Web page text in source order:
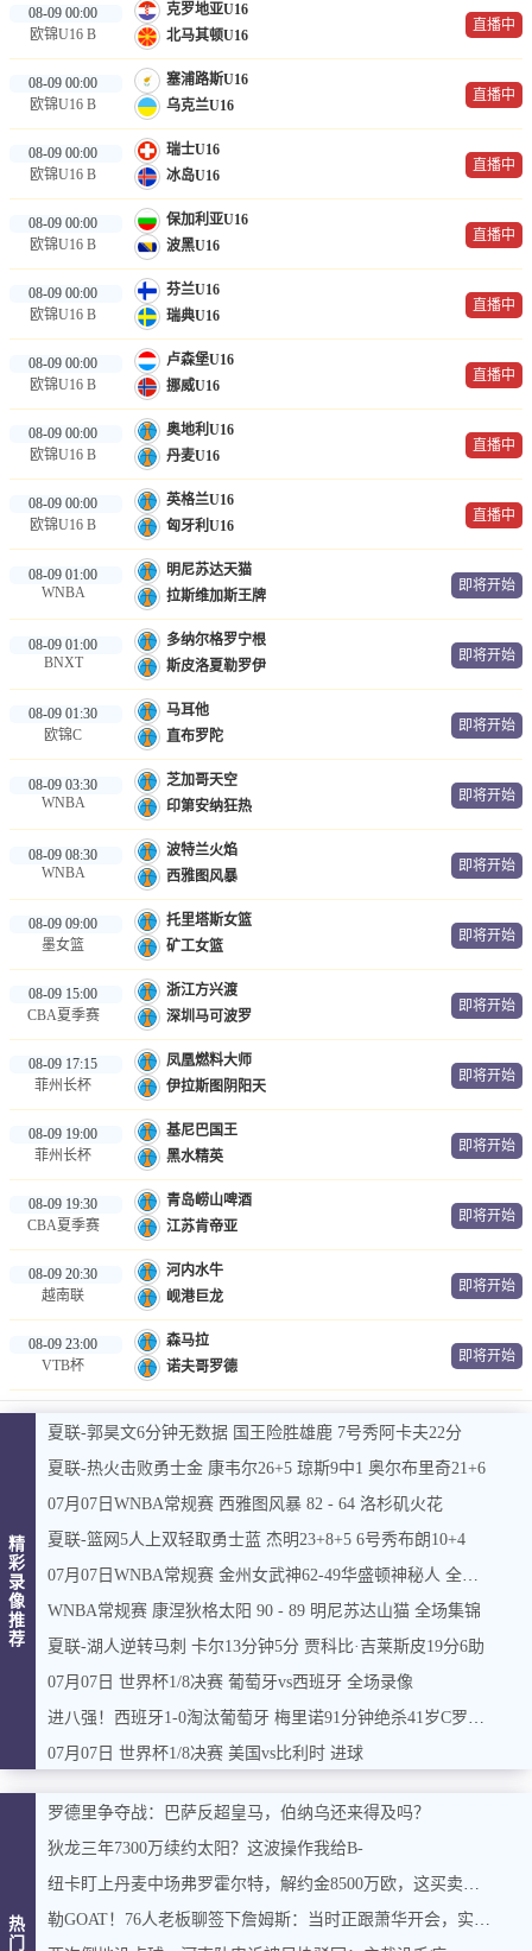
08-09 00:00
欧锦U16 B
克罗地亚U16
北马其顿U16
直播中
08-09 00:00
欧锦U16 B
塞浦路斯U16
乌克兰U16
直播中
08-09 00:00
欧锦U16 B
瑞士U16
冰岛U16
直播中
08-09 00:00
欧锦U16 B
保加利亚U16
波黑U16
直播中
08-09 00:00
欧锦U16 B
芬兰U16
瑞典U16
直播中
08-09 00:00
欧锦U16 B
卢森堡U16
挪威U16
直播中
08-09 00:00
欧锦U16 B
奥地利U16
丹麦U16
直播中
08-09 00:00
欧锦U16 B
英格兰U16
匈牙利U16
直播中
08-09 01:00
WNBA
明尼苏达天猫
拉斯维加斯王牌
即将开始
08-09 01:00
BNXT
多纳尔格罗宁根
斯皮洛夏勒罗伊
即将开始
08-09 01:30
欧锦C
马耳他
直布罗陀
即将开始
08-09 03:30
WNBA
芝加哥天空
印第安纳狂热
即将开始
08-09 08:30
WNBA
波特兰火焰
西雅图风暴
即将开始
08-09 09:00
墨女篮
托里塔斯女篮
矿工女篮
即将开始
08-09 15:00
CBA夏季赛
浙江方兴渡
深圳马可波罗
即将开始
08-09 17:15
菲州长杯
凤凰燃料大师
伊拉斯图阴阳天
即将开始
08-09 19:00
菲州长杯
基尼巴国王
黑水精英
即将开始
08-09 19:30
CBA夏季赛
青岛崂山啤酒
江苏肯帝亚
即将开始
08-09 20:30
越南联
河内水牛
岘港巨龙
即将开始
08-09 23:00
VTB杯
森马拉
诺夫哥罗德
即将开始
精
彩
录
像
推
荐
夏联-郭昊文6分钟无数据 国王险胜雄鹿 7号秀阿卡夫22分
夏联-热火击败勇士金 康韦尔26+5 琼斯9中1 奥尔布里奇21+6
07月07日WNBA常规赛 西雅图风暴 82 - 64 洛杉矶火花
夏联-篮网5人上双轻取勇士蓝 杰明23+8+5 6号秀布朗10+4
07月07日WNBA常规赛 金州女武神62-49华盛顿神秘人 全场集锦
WNBA常规赛 康涅狄格太阳 90 - 89 明尼苏达山猫 全场集锦
夏联-湖人逆转马刺 卡尔13分钟5分 贾科比·吉莱斯皮19分6助
07月07日 世界杯1/8决赛 葡萄牙vs西班牙 全场录像
进八强！西班牙1-0淘汰葡萄牙 梅里诺91分钟绝杀41岁C罗最后一舞
07月07日 世界杯1/8决赛 美国vs比利时 进球
热
门
罗德里争夺战：巴萨反超皇马，伯纳乌还来得及吗？
狄龙三年7300万续约太阳？这波操作我给B-
纽卡盯上丹麦中场弗罗霍尔特，解约金8500万欧，这买卖能成吗？
勒GOAT！76人老板聊签下詹姆斯：当时正跟萧华开会，实在憋不住，直接打断走人